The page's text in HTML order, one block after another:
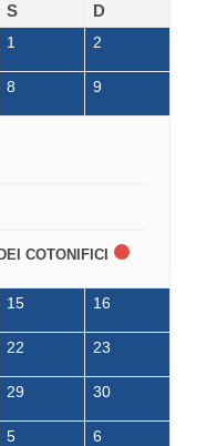
S D
1 2
8 9
COTONIFICI
15 16
22 23
29 30
5 6